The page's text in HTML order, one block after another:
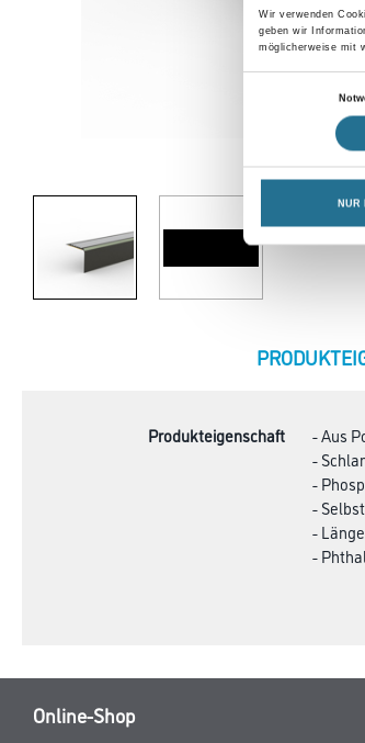
Wir verwenden
geben wir
möglicherweise mit
NUR
CURRENT
Produkteigenschaft
- Aus
-
-
-
-
-
Online-Shop